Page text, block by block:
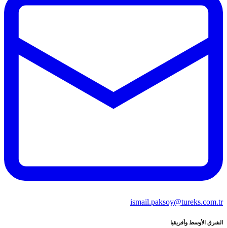
ismail.paksoy@tureks.com.tr
الشرق الأوسط وأفريقيا